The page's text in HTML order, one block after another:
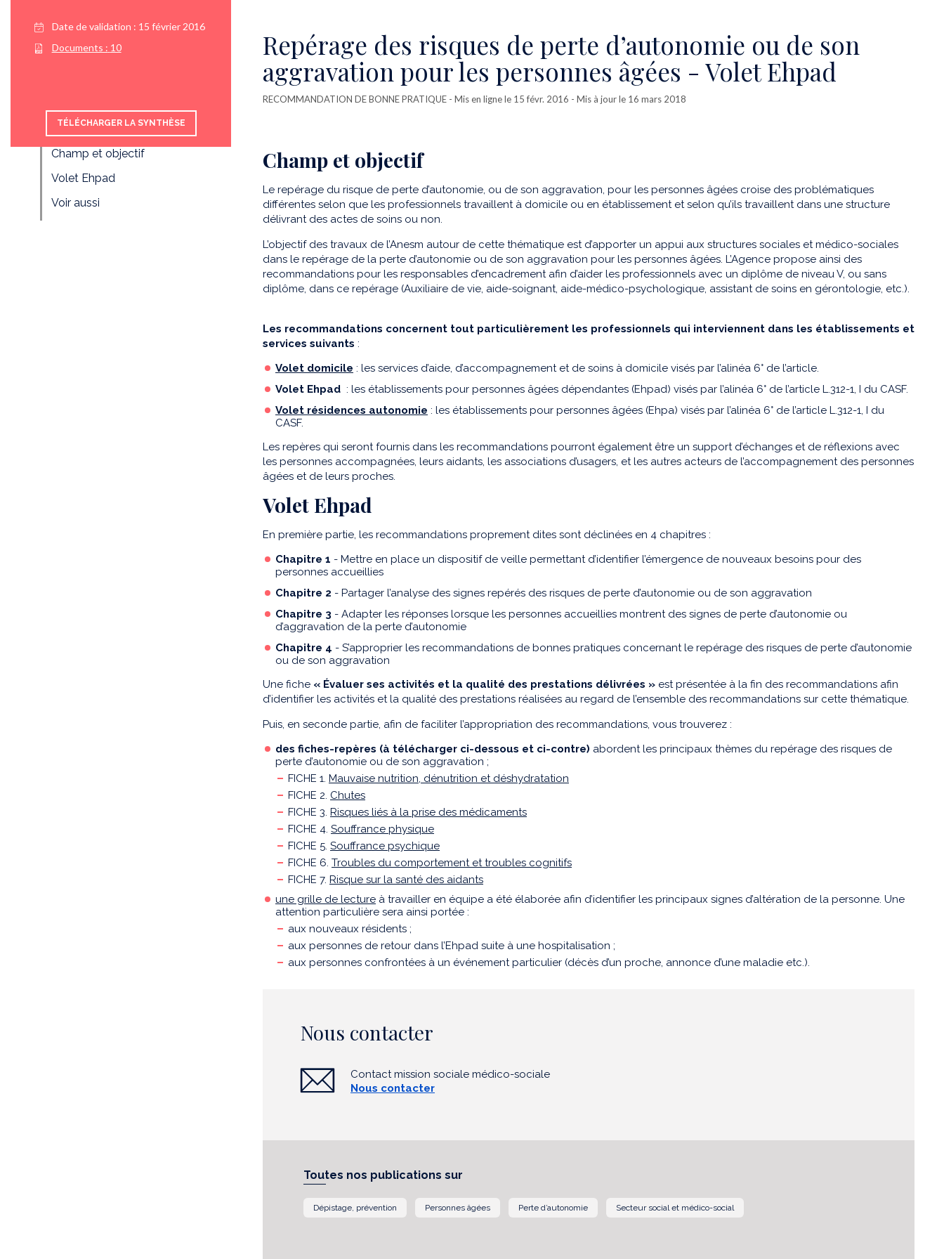
Date de validation : 15 février 2016
Documents : 10
TÉLÉCHARGER LA SYNTHÈSE
Champ et objectif
Volet Ehpad
Voir aussi
Repérage des risques de perte d’autonomie ou de son
aggravation pour les personnes âgées - Volet Ehpad
RECOMMANDATION DE BONNE PRATIQUE - Mis en ligne le 15 févr. 2016 - Mis à jour le 16 mars 2018
Champ et objectif
Le repérage du risque de perte d’autonomie, ou de son aggravation, pour les personnes âgées croise des problématiques
différentes selon que les professionnels travaillent à domicile ou en établissement et selon qu’ils travaillent dans une structure
délivrant des actes de soins ou non.
L’objectif des travaux de l’Anesm autour de cette thématique est d’apporter un appui aux structures sociales et médico-sociales
dans le repérage de la perte d’autonomie ou de son aggravation pour les personnes âgées. L’Agence propose ainsi des
recommandations pour les responsables d’encadrement afin d’aider les professionnels avec un diplôme de niveau V, ou sans
diplôme, dans ce repérage (Auxiliaire de vie, aide-soignant, aide-médico-psychologique, assistant de soins en gérontologie, etc.).
Les recommandations concernent tout particulièrement les professionnels qui interviennent dans les établissements et
services suivants :
Volet domicile : les services d’aide, d’accompagnement et de soins à domicile visés par l’alinéa 6° de l’article.
Volet Ehpad : les établissements pour personnes âgées dépendantes (Ehpad) visés par l’alinéa 6° de l’article L.312-1, I du CASF.
Volet résidences autonomie : les établissements pour personnes âgées (Ehpa) visés par l’alinéa 6° de l’article L.312-1, I du
CASF.
Les repères qui seront fournis dans les recommandations pourront également être un support d’échanges et de réflexions avec
les personnes accompagnées, leurs aidants, les associations d’usagers, et les autres acteurs de l’accompagnement des personnes
âgées et de leurs proches.
Volet Ehpad
En première partie, les recommandations proprement dites sont déclinées en 4 chapitres :
Chapitre 1 - Mettre en place un dispositif de veille permettant d’identifier l’émergence de nouveaux besoins pour des
personnes accueillies
Chapitre 2 - Partager l’analyse des signes repérés des risques de perte d’autonomie ou de son aggravation
Chapitre 3 - Adapter les réponses lorsque les personnes accueillies montrent des signes de perte d’autonomie ou
d’aggravation de la perte d’autonomie
Chapitre 4 - S’approprier les recommandations de bonnes pratiques concernant le repérage des risques de perte d’autonomie
ou de son aggravation
Une fiche « Évaluer ses activités et la qualité des prestations délivrées » est présentée à la fin des recommandations afin
d’identifier les activités et la qualité des prestations réalisées au regard de l’ensemble des recommandations sur cette thématique.
Puis, en seconde partie, afin de faciliter l’appropriation des recommandations, vous trouverez :
des fiches-repères (à télécharger ci-dessous et ci-contre) abordent les principaux thèmes du repérage des risques de
perte d’autonomie ou de son aggravation ;
FICHE 1. Mauvaise nutrition, dénutrition et déshydratation
FICHE 2. Chutes
FICHE 3. Risques liés à la prise des médicaments
FICHE 4. Souffrance physique
FICHE 5. Souffrance psychique
FICHE 6. Troubles du comportement et troubles cognitifs
FICHE 7. Risque sur la santé des aidants
une grille de lecture à travailler en équipe a été élaborée afin d’identifier les principaux signes d’altération de la personne. Une
attention particulière sera ainsi portée :
aux nouveaux résidents ;
aux personnes de retour dans l’Ehpad suite à une hospitalisation ;
aux personnes confrontées à un événement particulier (décès d’un proche, annonce d’une maladie etc.).
Nous contacter
Contact mission sociale médico-sociale
Nous contacter
Toutes nos publications sur
Dépistage, prévention Personnes âgées Perte d’autonomie Secteur social et médico-social